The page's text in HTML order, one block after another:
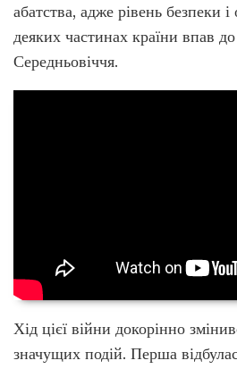
абатства, адже рівень безпеки
деяких частинах країни впав
Середньовіччя.
Хід цієї війни докорінно
значущих подій. Перша